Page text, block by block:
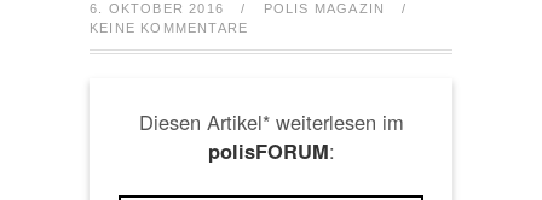
6. OKTOBER 2016 / POLIS MAGAZIN
/
KEINE KOMMENTARE
Diesen Artikel* weiterlesen im
polisFORUM: